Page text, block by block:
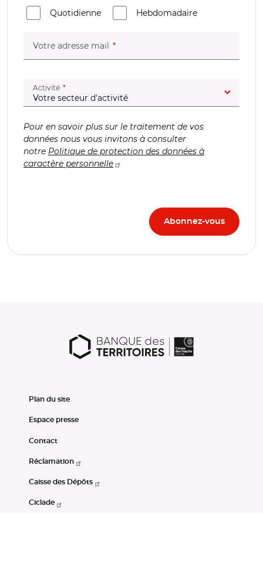
Quotidienne
Hebdomadaire
Votre adresse mail (champ obligatoire)
Activité (champ obligatoire)
Pour en savoir plus sur le traitement de vos
données nous vous invitons à consulter
notre Politique de protection des données à
caractère personnelle
Plan du site
Espace presse
Contact
Réclamation
Caisse des Dépôts
Ciclade